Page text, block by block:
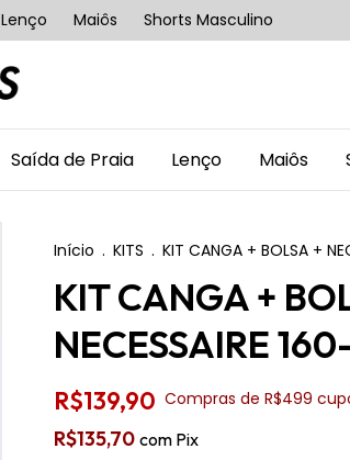
Lenço Maiôs Shorts Masculino
Saída de Praia Lenço Maiôs
Início . KITS . KIT CANGA + BOLSA +
KIT CANGA +
NECESSAIRE
R$139,90 Compras de R$499
R$135,70 com Pix